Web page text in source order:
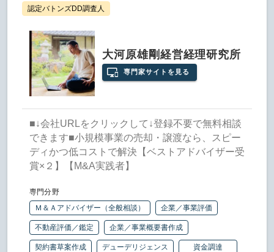
認定バトンズDD調査人
大河原雄剛経営経理研究所
専門家サイトを見る
■↓会社URLをクリックして↓登録不要で無料相談
できます■小規模事業の売却・譲渡なら、スピー
ディかつ低コストで解決【ベストアドバイザー受
賞×２】【M&A実践者】
専門分野
Ｍ＆Ａアドバイザー（全般相談）
企業／事業評価
不動産評価／鑑定 企業／事業概要書作成
契約書草案作成 デューデリジェンス 資金調達